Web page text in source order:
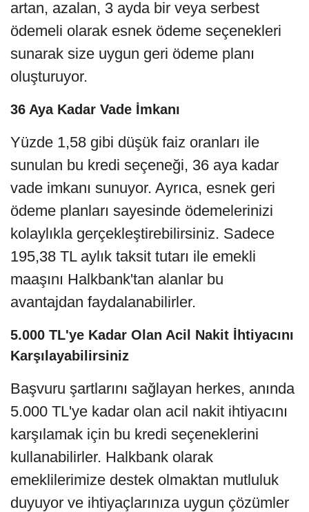
artan, azalan, 3 ayda bir veya serbest
ödemeli olarak esnek ödeme seçenekleri
sunarak size uygun geri ödeme planı
oluşturuyor.
36 Aya Kadar Vade İmkanı
Yüzde 1,58 gibi düşük faiz oranları ile
sunulan bu kredi seçeneği, 36 aya kadar
vade imkanı sunuyor. Ayrıca, esnek geri
ödeme planları sayesinde ödemelerinizi
kolaylıkla gerçekleştirebilirsiniz. Sadece
195,38 TL aylık taksit tutarı ile emekli
maaşını Halkbank'tan alanlar bu
avantajdan faydalanabilirler.
5.000 TL'ye Kadar Olan Acil Nakit İhtiyacını
Karşılayabilirsiniz
Başvuru şartlarını sağlayan herkes, anında
5.000 TL'ye kadar olan acil nakit ihtiyacını
karşılamak için bu kredi seçeneklerini
kullanabilirler. Halkbank olarak
emeklilerimize destek olmaktan mutluluk
duyuyor ve ihtiyaçlarınıza uygun çözümler